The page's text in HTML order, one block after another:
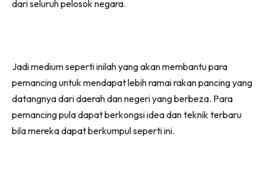
dari seluruh pelosok negara.
Jadi medium seperti inilah yang akan membantu para
pemancing untuk mendapat lebih ramai rakan pancing yang
datangnya dari daerah dan negeri yang berbeza. Para
pemancing pula dapat berkongsi idea dan teknik terbaru
bila mereka dapat berkumpul seperti ini.